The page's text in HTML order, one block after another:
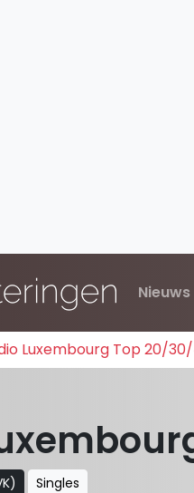
Nieuws
Luxembourg Top 20/
Singles